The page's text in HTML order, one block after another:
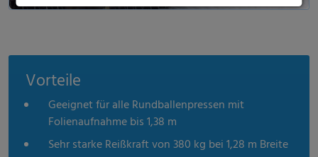
Vorteile
Geeignet für alle Rundballenpressen mit
Folienaufnahme bis 1,38 m
Sehr starke Reißkraft von 380 kg bei 1,28 m Breite